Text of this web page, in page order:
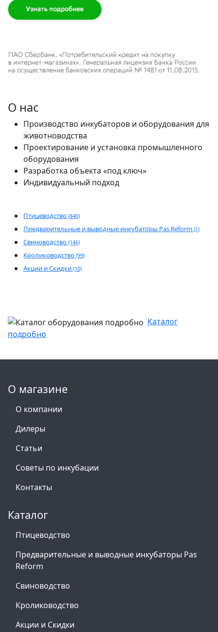
О нас
Производство инкубаторов и оборудования для
животноводства
Проектирование и установка промышленного
оборудования
Разработка объекта «под ключ»
Индивидуальный подход
Птицеводство (840)
Предварительные и выводные инкубаторы Pas Reform (1)
Свиноводство (146)
Кролиководство (99)
Акции и Скидки (10)
Каталог
подробно
О магазине
О компании
Дилеры
Статьи
Советы по инкубации
Контакты
Каталог
Птицеводство
Предварительные и выводные инкубаторы Pas
Reform
Свиноводство
Кролиководство
Акции и Скидки